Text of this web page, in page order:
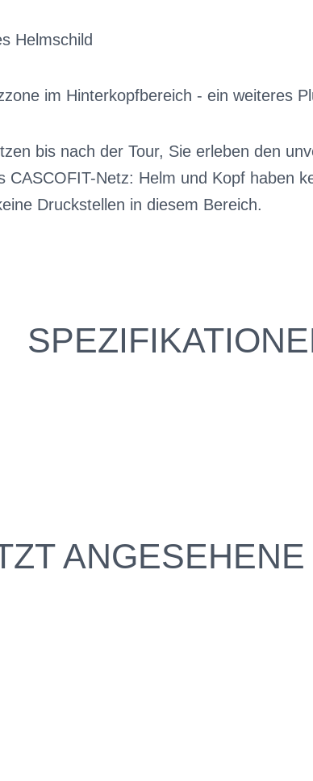
Helmschild
im Hinterkopfbereich - ein weiteres
bis nach der Tour, Sie erleben den
CASCOFIT-Netz: Helm und Kopf haben
Druckstellen in diesem Bereich.